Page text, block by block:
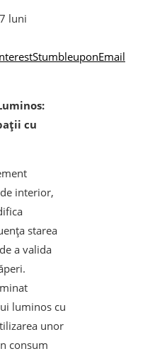
7 luni
StumbleuponEmail
cu
interior,
starea
a valida
luminos cu
unor
consum